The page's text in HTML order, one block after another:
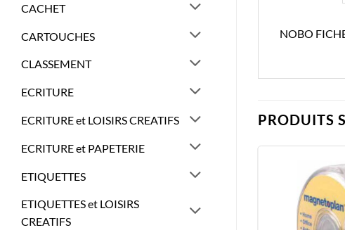
CACHET
CARTOUCHES
CLASSEMENT
ECRITURE
ECRITURE et LOISIRS CREATIFS
ECRITURE et PAPETERIE
ETIQUETTES
ETIQUETTES et LOISIRS
CREATIFS
NOBO
PRODUITS